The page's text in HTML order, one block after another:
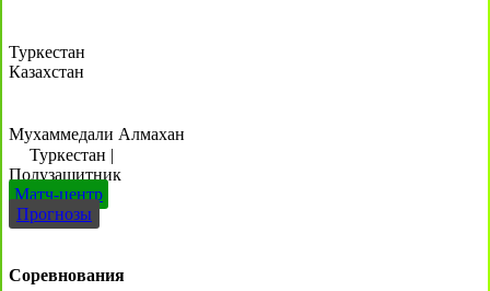
Туркестан
Казахстан
Мухаммедали Алмахан
Туркестан |
Полузащитник
Матч-центр
Прогнозы
Соревнования